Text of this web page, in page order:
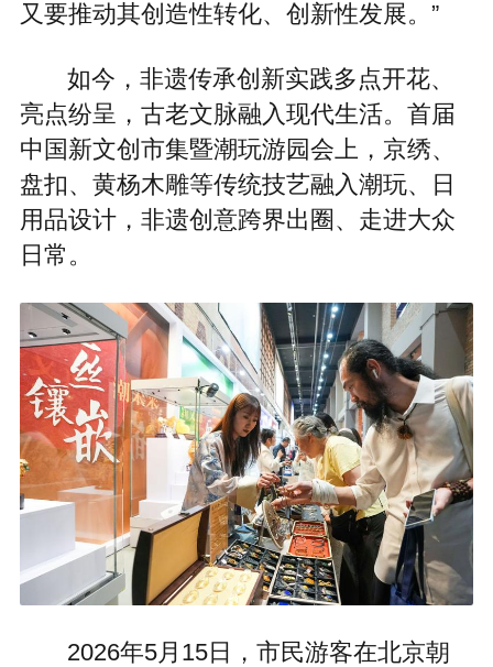
又要推动其创造性转化、创新性发展。”
如今，非遗传承创新实践多点开花、
亮点纷呈，古老文脉融入现代生活。首届
中国新文创市集暨潮玩游园会上，京绣、
盘扣、黄杨木雕等传统技艺融入潮玩、日
用品设计，非遗创意跨界出圈、走进大众
日常。
2026年5月15日，市民游客在北京朝